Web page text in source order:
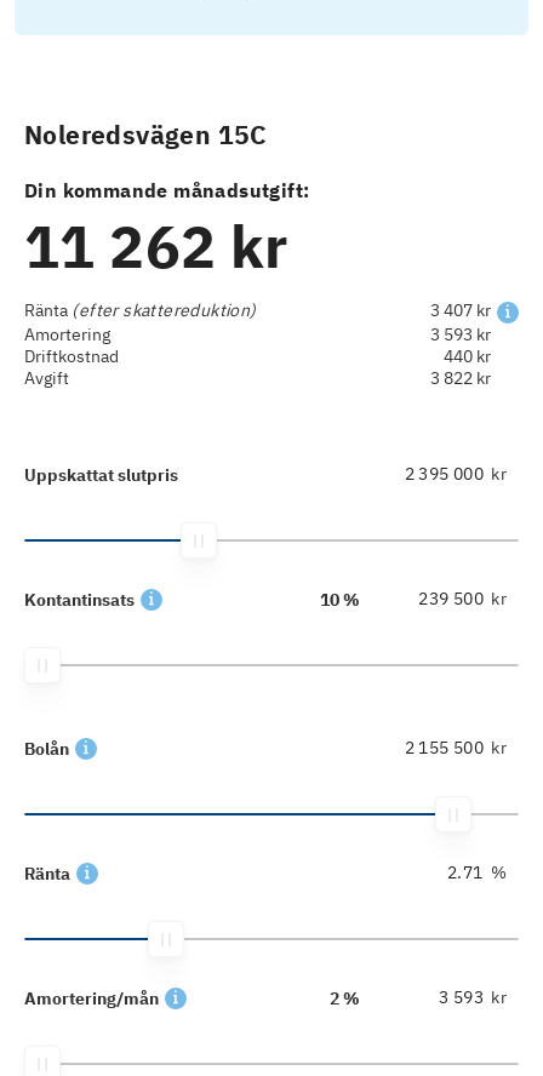
Noleredsvägen 15C
Din kommande månadsutgift:
11 262 kr
Ränta (efter skattereduktion)
3 407 kr
Amortering
3 593 kr
Driftkostnad
440 kr
Avgift
3 822 kr
Uppskattat slutpris kr
Kontantinsats 10 % kr
Bolån kr
Ränta %
Amortering/mån 2 % kr